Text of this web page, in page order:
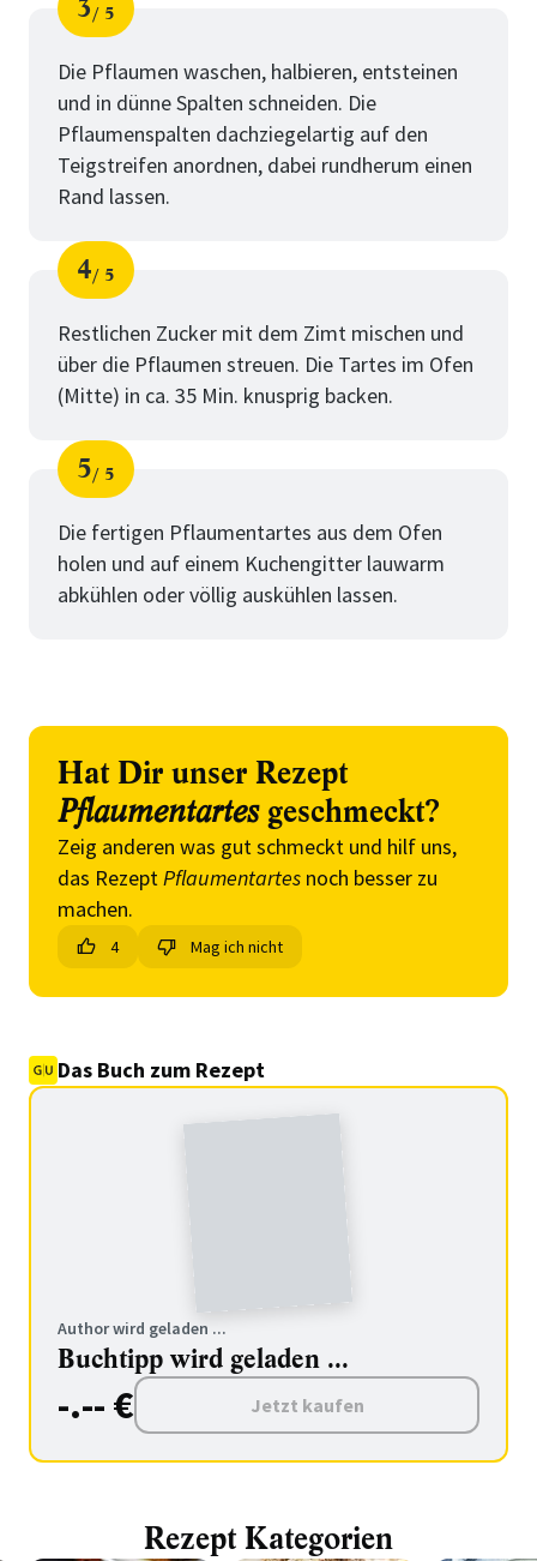
Schritt
3
von
5
Die Pflaumen waschen, halbieren, entsteinen
und in dünne Spalten schneiden. Die
Pflaumenspalten dachziegelartig auf den
Teigstreifen anordnen, dabei rundherum einen
Rand lassen.
Schritt
4
von
5
Restlichen Zucker mit dem Zimt mischen und
über die Pflaumen streuen. Die Tartes im Ofen
(Mitte) in ca. 35 Min. knusprig backen.
Schritt
5
von
5
Die fertigen Pflaumentartes aus dem Ofen
holen und auf einem Kuchengitter lauwarm
abkühlen oder völlig auskühlen lassen.
Hat Dir unser Rezept
Pflaumentartesgeschmeckt?
Zeig anderen was gut schmeckt und hilf uns,
das RezeptPflaumentartes noch besser zu
machen.
4 Mag ich nicht
Das Buch zum Rezept
Author wird geladen ...
Buchtipp wird geladen ...
-.-- € Jetzt kaufen
Rezept Kategorien